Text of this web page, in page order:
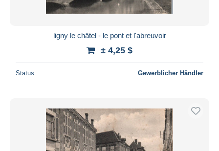
ligny le châtel - le pont et l'abreuvoir
± 4,25 $
Status Gewerblicher Händler